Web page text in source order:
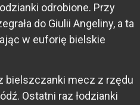
odrobione. Przy
do Giulii Angeliny, a ta
w euforię bielskie
bielszczanki mecz z rzędu
Ostatni raz łodzianki